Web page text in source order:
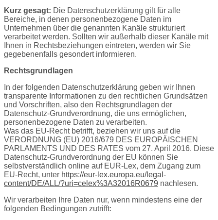
Kurz gesagt: Die Datenschutzerklärung gilt für alle
Bereiche, in denen personenbezogene Daten im
Unternehmen über die genannten Kanäle strukturiert
verarbeitet werden. Sollten wir außerhalb dieser Kanäle mit
Ihnen in Rechtsbeziehungen eintreten, werden wir Sie
gegebenenfalls gesondert informieren.
Rechtsgrundlagen
In der folgenden Datenschutzerklärung geben wir Ihnen
transparente Informationen zu den rechtlichen Grundsätzen
und Vorschriften, also den Rechtsgrundlagen der
Datenschutz-Grundverordnung, die uns ermöglichen,
personenbezogene Daten zu verarbeiten.
Was das EU-Recht betrifft, beziehen wir uns auf die
VERORDNUNG (EU) 2016/679 DES EUROPÄISCHEN
PARLAMENTS UND DES RATES vom 27. April 2016. Diese
Datenschutz-Grundverordnung der EU können Sie
selbstverständlich online auf EUR-Lex, dem Zugang zum
EU-Recht, unter https://eur-lex.europa.eu/legal-
content/DE/ALL/?uri=celex%3A32016R0679 nachlesen.
Wir verarbeiten Ihre Daten nur, wenn mindestens eine der
folgenden Bedingungen zutrifft: